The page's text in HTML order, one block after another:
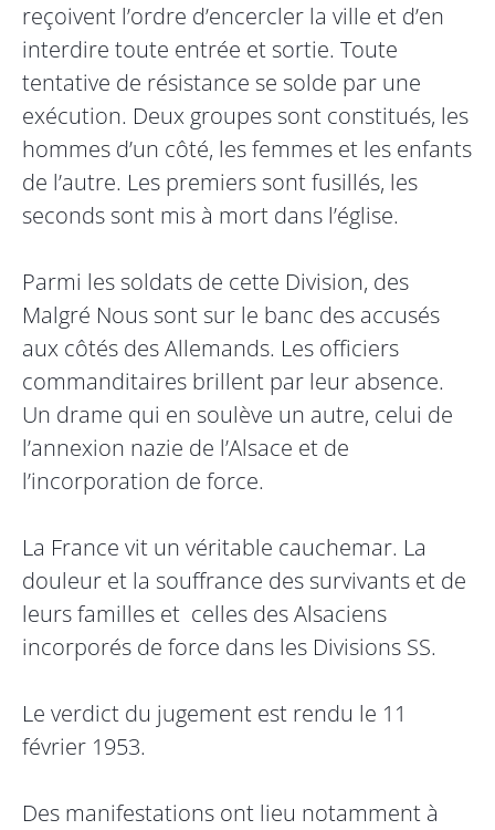
reçoivent l’ordre d’encercler la ville et d’en
interdire toute entrée et sortie. Toute
tentative de résistance se solde par une
exécution. Deux groupes sont constitués, les
hommes d’un côté, les femmes et les enfants
de l’autre. Les premiers sont fusillés, les
seconds sont mis à mort dans l’église.
Parmi les soldats de cette Division, des
Malgré Nous sont sur le banc des accusés
aux côtés des Allemands. Les officiers
commanditaires brillent par leur absence.
Un drame qui en soulève un autre, celui de
l’annexion nazie de l’Alsace et de
l’incorporation de force.
La France vit un véritable cauchemar. La
douleur et la souffrance des survivants et de
leurs familles et celles des Alsaciens
incorporés de force dans les Divisions SS.
Le verdict du jugement est rendu le 11
février 1953.
Des manifestations ont lieu notamment à